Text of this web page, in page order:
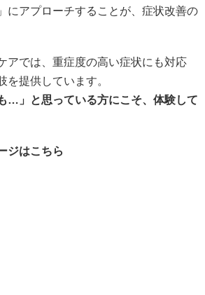
にアプローチすることが、症状改善の
アでは、重症度の高い症状にも対応
を提供しています。
…」と思っている方にこそ、体験して
ジはこちら